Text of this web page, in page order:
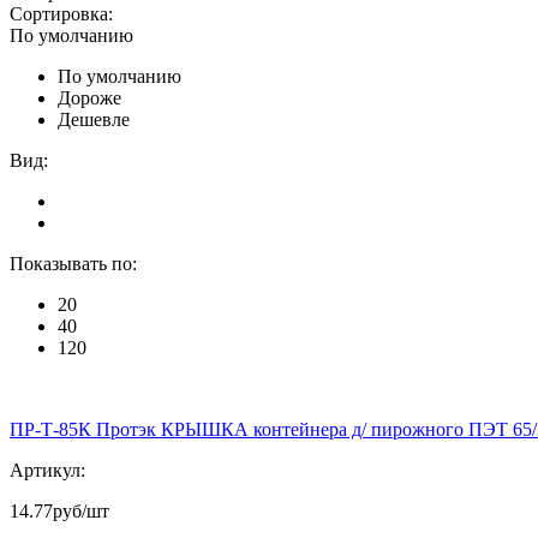
Сортировка:
По умолчанию
По умолчанию
Дороже
Дешевле
Вид:
Показывать по:
20
40
120
ПР-Т-85К Протэк КРЫШКА контейнера д/ пирожного ПЭТ 65/
Артикул:
14.77руб/шт